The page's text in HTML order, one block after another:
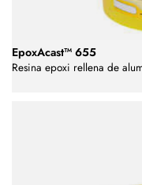
EpoxAcast™ 655
Resina epoxi rellena de